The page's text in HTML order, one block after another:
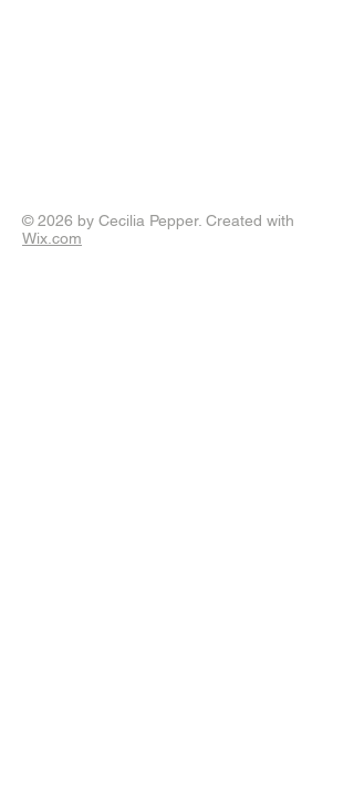
© 2026 by Cecilia Pepper. Created with
Wix.com